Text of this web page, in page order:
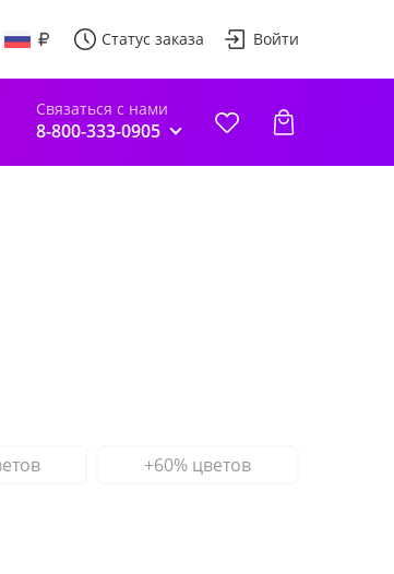
Статус заказа Войти
Связаться с нами
8-800-333-0905
+60% цветов